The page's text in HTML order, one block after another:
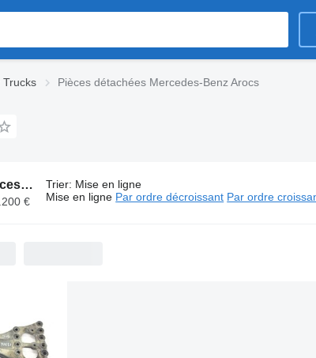
Trucks Pièces détachées Mercedes-Benz Arocs
4227 annonces:Pièces détachées Mercedes-Benz Arocs
€
Trier: Mise en ligne
Mise en ligne Par ordre décroissant Par ordre